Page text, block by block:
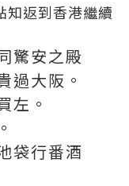
知返到香港繼續
驚安之殿
過大阪。
左。
袋行番酒